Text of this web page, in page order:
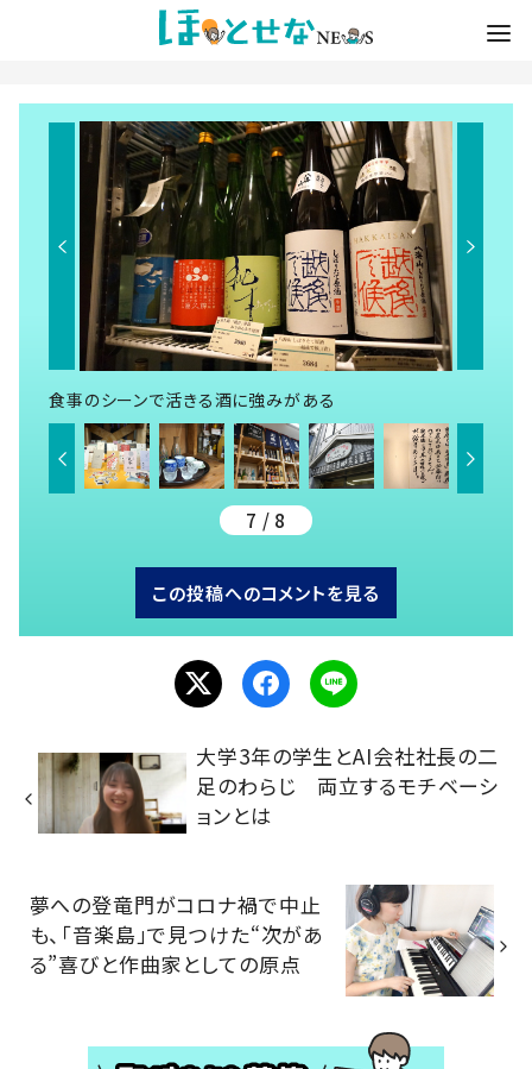
食事のシーンで活きる酒に強みがある
7 / 8
この投稿へのコメントを見る
大学3年の学生とAI会社社長の二
足のわらじ 両立するモチベーシ
ョンとは
夢への登竜門がコロナ禍で中止
も、「音楽島」で見つけた“次があ
る”喜びと作曲家としての原点